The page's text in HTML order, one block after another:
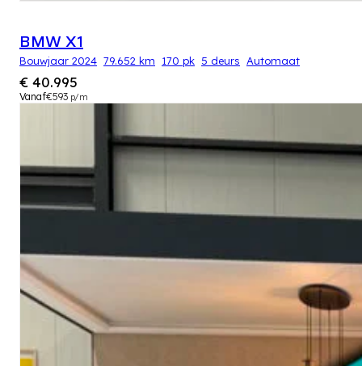
BMW X1
Bouwjaar 2024 79.652 km 170 pk 5 deurs Automaat
€ 40.995
Vanaf€593 p/m